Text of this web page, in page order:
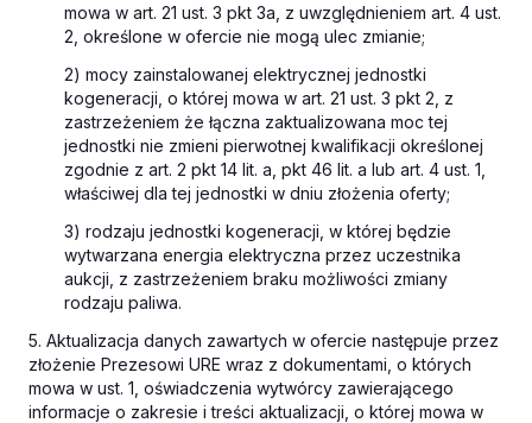
mowa w art. 21 ust. 3 pkt 3a, z uwzględnieniem art. 4 ust.
2, określone w ofercie nie mogą ulec zmianie;
2) mocy zainstalowanej elektrycznej jednostki
kogeneracji, o której mowa w art. 21 ust. 3 pkt 2, z
zastrzeżeniem że łączna zaktualizowana moc tej
jednostki nie zmieni pierwotnej kwalifikacji określonej
zgodnie z art. 2 pkt 14 lit. a, pkt 46 lit. a lub art. 4 ust. 1,
właściwej dla tej jednostki w dniu złożenia oferty;
3) rodzaju jednostki kogeneracji, w której będzie
wytwarzana energia elektryczna przez uczestnika
aukcji, z zastrzeżeniem braku możliwości zmiany
rodzaju paliwa.
5. Aktualizacja danych zawartych w ofercie następuje przez
złożenie Prezesowi URE wraz z dokumentami, o których
mowa w ust. 1, oświadczenia wytwórcy zawierającego
informacje o zakresie i treści aktualizacji, o której mowa w